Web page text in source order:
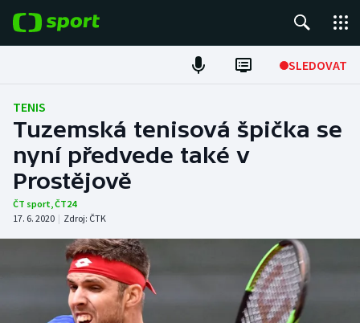
SLEDOVAT
Fotbal
Hokej
Tenis
Atletika
Cyklistika
DALŠÍ SPORTY
TENIS
Tuzemská tenisová špička se
nyní předvede také v
Prostějově
ČT sport,ČT24
17. 6. 2020 | Zdroj: ČTK